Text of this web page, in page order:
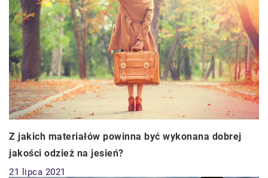
Z jakich materiałów powinna być wykonana dobrej
jakości odzież na jesień?
21 lipca 2021